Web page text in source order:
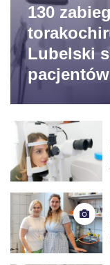
130
Lubelski